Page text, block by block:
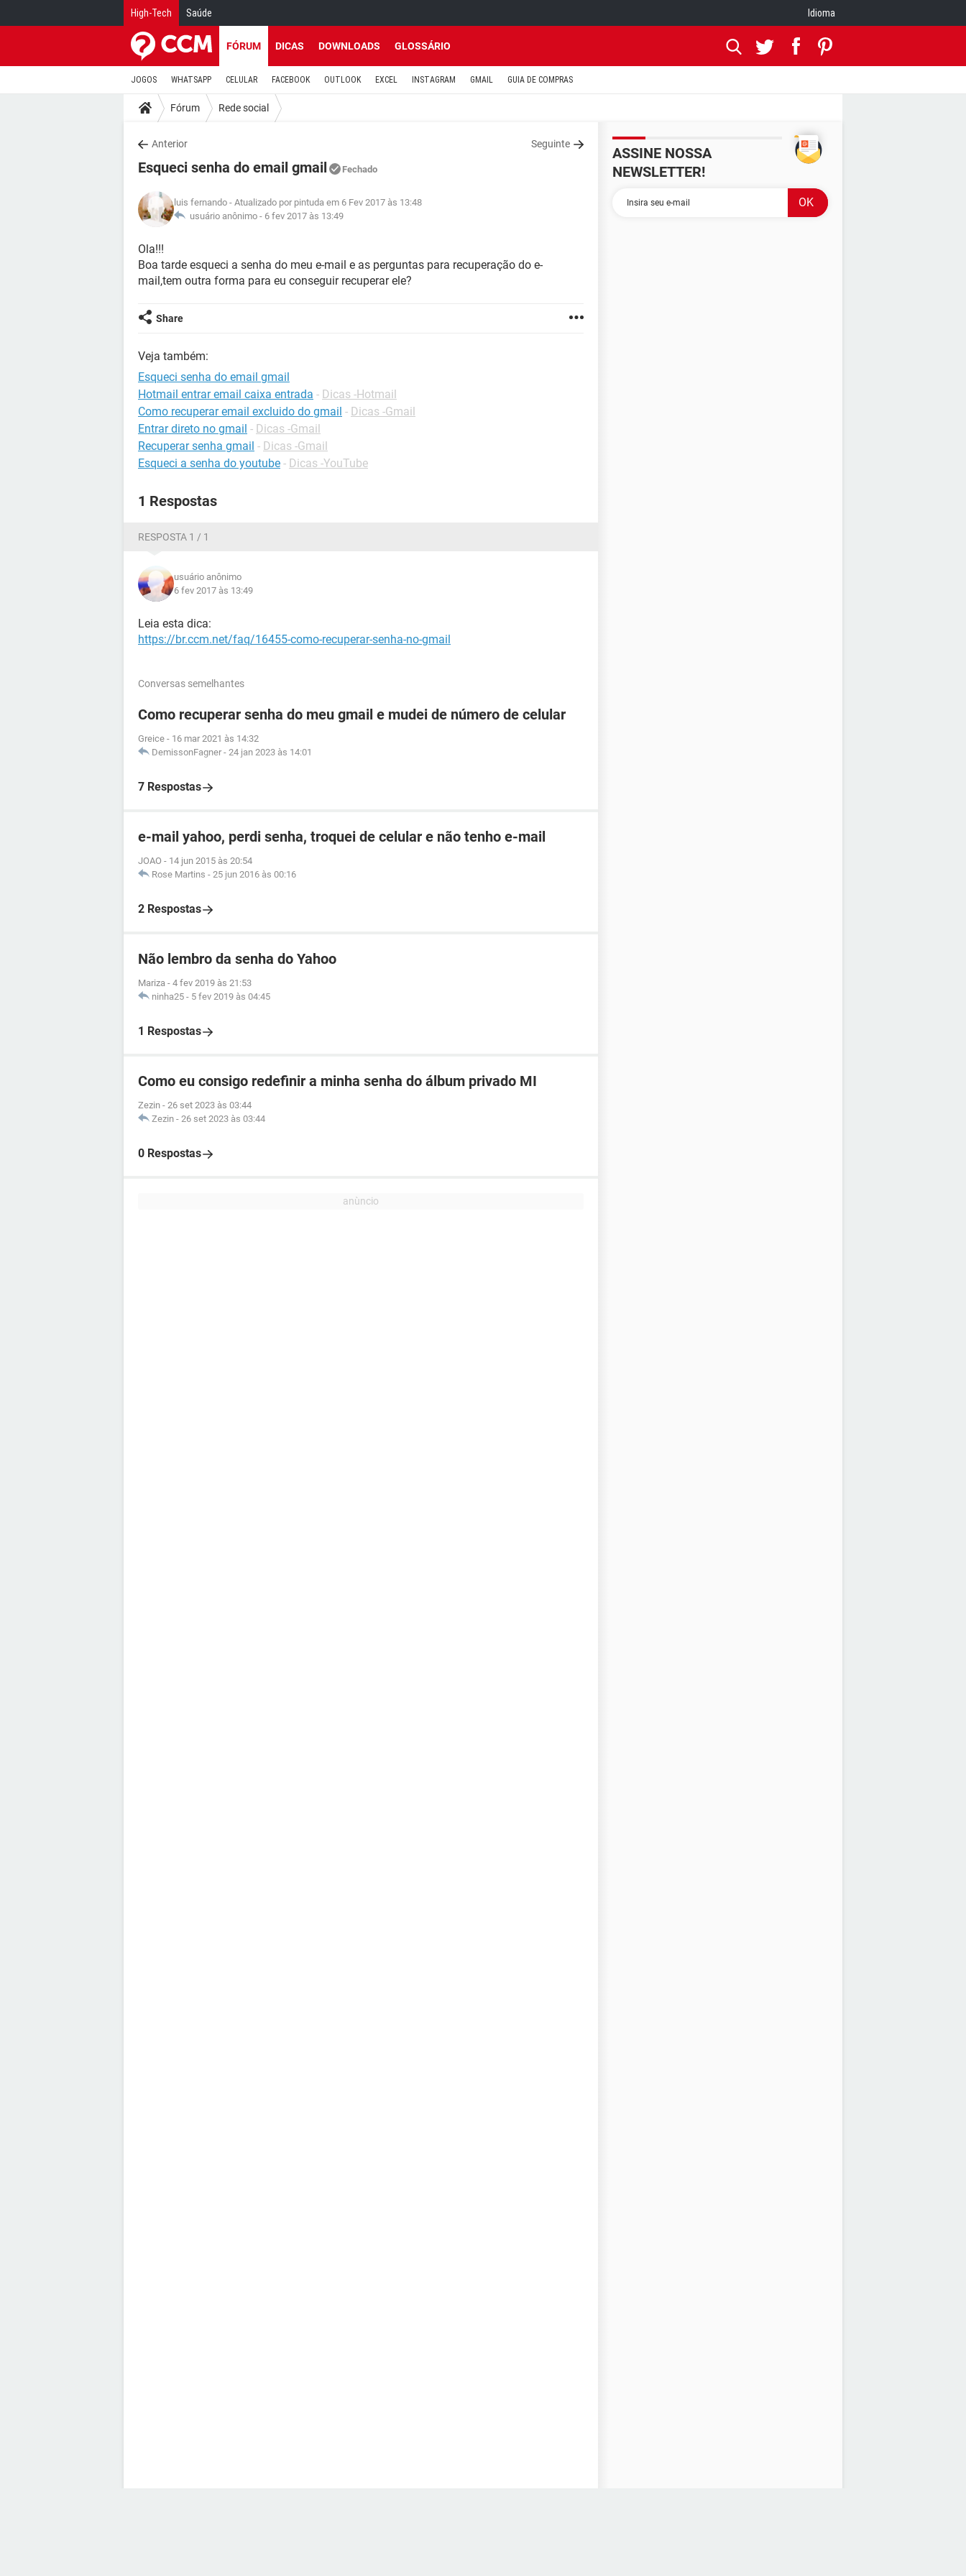
High-Tech Saúde Idioma
FÓRUM DICAS DOWNLOADS GLOSSÁRIO
JOGOS WHATSAPP CELULAR FACEBOOK OUTLOOK EXCEL INSTAGRAM GMAIL GUIA DE COMPRAS
Fórum Rede social
Anterior Seguinte
Esqueci senha do email gmail Fechado
luis fernando - Atualizado por pintuda em 6 Fev 2017 às 13:48
usuário anônimo - 6 fev 2017 às 13:49
Ola!!!
Boa tarde esqueci a senha do meu e-mail e as perguntas para recuperação do e-
mail,tem outra forma para eu conseguir recuperar ele?
Share
Veja também:
Esqueci senha do email gmail
Hotmail entrar email caixa entrada - Dicas -Hotmail
Como recuperar email excluido do gmail - Dicas -Gmail
Entrar direto no gmail - Dicas -Gmail
Recuperar senha gmail - Dicas -Gmail
Esqueci a senha do youtube - Dicas -YouTube
1 Respostas
RESPOSTA 1 / 1
usuário anônimo
6 fev 2017 às 13:49
Leia esta dica:
https://br.ccm.net/faq/16455-como-recuperar-senha-no-gmail
Conversas semelhantes
Como recuperar senha do meu gmail e mudei de número de celular
Greice - 16 mar 2021 às 14:32
DemissonFagner - 24 jan 2023 às 14:01
7 Respostas
e-mail yahoo, perdi senha, troquei de celular e não tenho e-mail
JOAO - 14 jun 2015 às 20:54
Rose Martins - 25 jun 2016 às 00:16
2 Respostas
Não lembro da senha do Yahoo
Mariza - 4 fev 2019 às 21:53
ninha25 - 5 fev 2019 às 04:45
1 Respostas
Como eu consigo redefinir a minha senha do álbum privado MI
Zezin - 26 set 2023 às 03:44
Zezin - 26 set 2023 às 03:44
0 Respostas
ASSINE NOSSA
NEWSLETTER!